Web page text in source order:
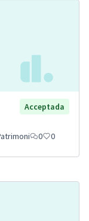
Acceptada
0 0